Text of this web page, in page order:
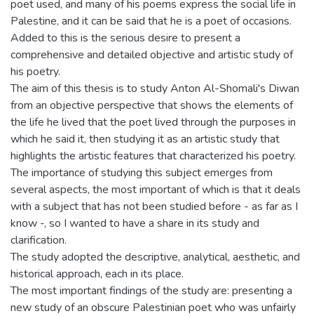
poet used, and many of his poems express the social life in
Palestine, and it can be said that he is a poet of occasions.
Added to this is the serious desire to present a
comprehensive and detailed objective and artistic study of
his poetry.
The aim of this thesis is to study Anton Al-Shomali's Diwan
from an objective perspective that shows the elements of
the life he lived that the poet lived through the purposes in
which he said it, then studying it as an artistic study that
highlights the artistic features that characterized his poetry.
The importance of studying this subject emerges from
several aspects, the most important of which is that it deals
with a subject that has not been studied before - as far as I
know -, so I wanted to have a share in its study and
clarification.
The study adopted the descriptive, analytical, aesthetic, and
historical approach, each in its place.
The most important findings of the study are: presenting a
new study of an obscure Palestinian poet who was unfairly